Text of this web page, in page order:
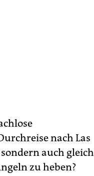
nach Las
auch gleich
zu heben?